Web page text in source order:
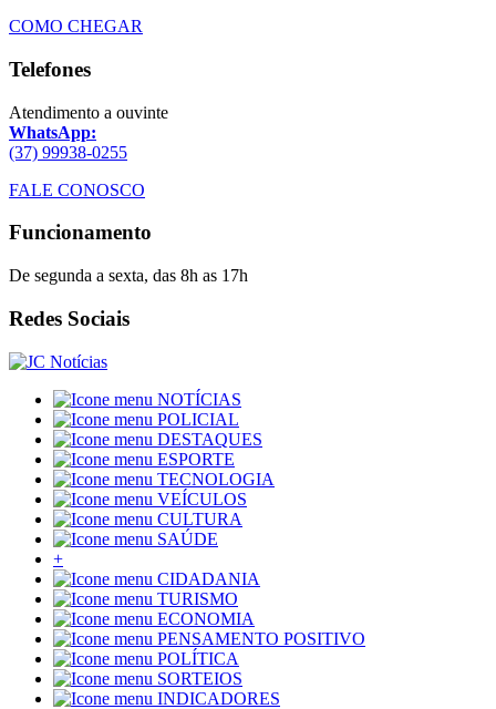
COMO CHEGAR
Telefones
Atendimento a ouvinte
WhatsApp:
(37) 99938-0255
FALE CONOSCO
Funcionamento
De segunda a sexta, das 8h as 17h
Redes Sociais
NOTÍCIAS
POLICIAL
DESTAQUES
ESPORTE
TECNOLOGIA
VEÍCULOS
CULTURA
SAÚDE
+
CIDADANIA
TURISMO
ECONOMIA
PENSAMENTO POSITIVO
POLÍTICA
SORTEIOS
INDICADORES